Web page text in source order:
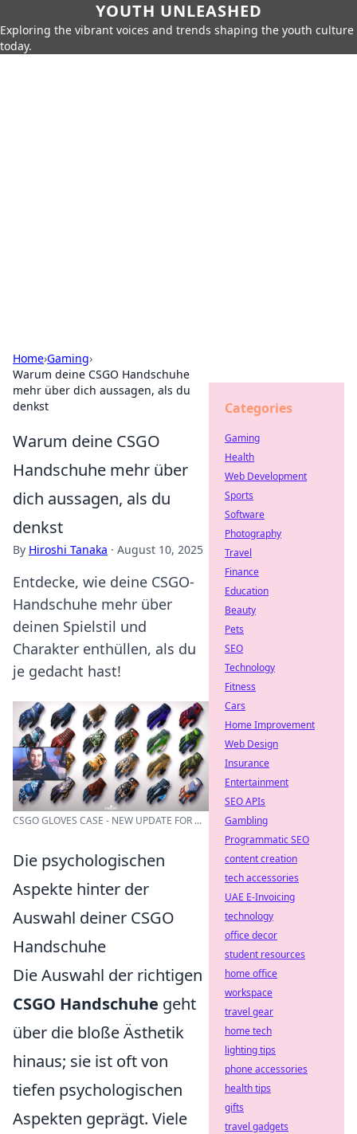
YOUTH UNLEASHED
Exploring the vibrant voices and trends shaping the youth culture
today.
Home›Gaming›
Warum deine CSGO Handschuhe
mehr über dich aussagen, als du
denkst
Warum deine CSGO
Handschuhe mehr über
dich aussagen, als du
denkst
By Hiroshi Tanaka · August 10, 2025
Entdecke, wie deine CSGO-
Handschuhe mehr über
deinen Spielstil und
Charakter enthüllen, als du
je gedacht hast!
CSGO GLOVES CASE - NEW UPDATE FOR ...
Die psychologischen
Aspekte hinter der
Auswahl deiner CSGO
Handschuhe
Die Auswahl der richtigen
CSGO Handschuhe geht
über die bloße Ästhetik
hinaus; sie ist oft von
tiefen psychologischen
Aspekten geprägt. Viele
Categories
Gaming
Health
Web Development
Sports
Software
Photography
Travel
Finance
Education
Beauty
Pets
SEO
Technology
Fitness
Cars
Home Improvement
Web Design
Insurance
Entertainment
SEO APIs
Gambling
Programmatic SEO
content creation
tech accessories
UAE E-Invoicing
technology
office decor
student resources
home office
workspace
travel gear
home tech
lighting tips
phone accessories
health tips
gifts
travel gadgets